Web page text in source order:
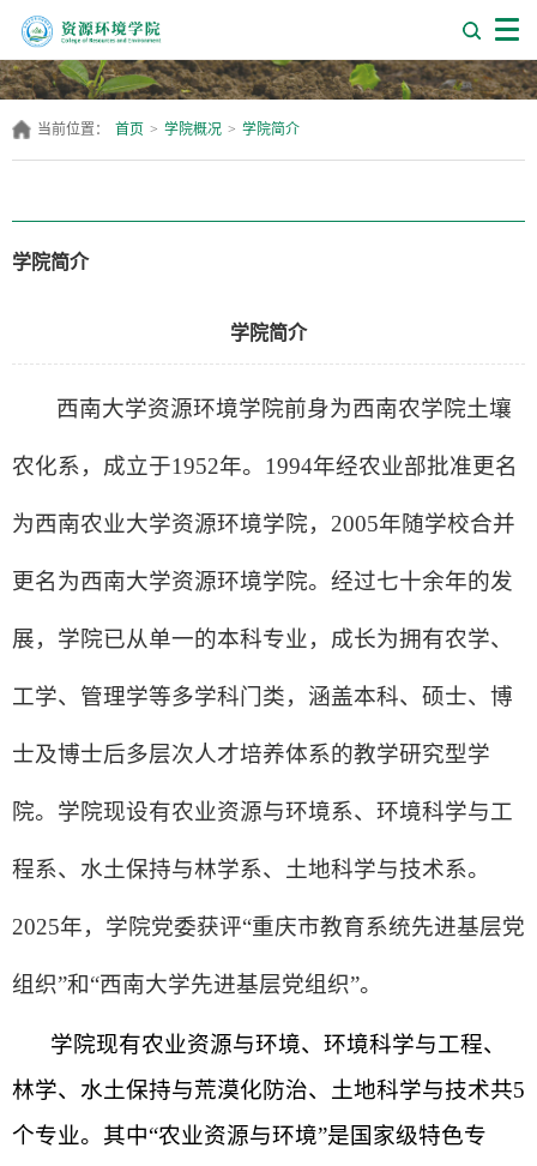
当前位置： 首页 > 学院概况 > 学院简介
学院简介
学院简介
西南大学资源环境学院前身为西南农学院土壤
农化系，成立于1952年。1994年经农业部批准更名
为西南农业大学资源环境学院，2005年随学校合并
更名为西南大学资源环境学院。经过七十余年的发
展，学院已从单一的本科专业，成长为拥有农学、
工学、管理学等多学科门类，涵盖本科、硕士、博
士及博士后多层次人才培养体系的教学研究型学
院。学院现设有农业资源与环境系、环境科学与工
程系、水土保持与林学系、土地科学与技术系。
2025年，学院党委获评“重庆市教育系统先进基层党
组织”和“西南大学先进基层党组织”。
学院现有农业资源与环境、环境科学与工程、
林学、水土保持与荒漠化防治、土地科学与技术共5
个专业。其中“农业资源与环境”是国家级特色专